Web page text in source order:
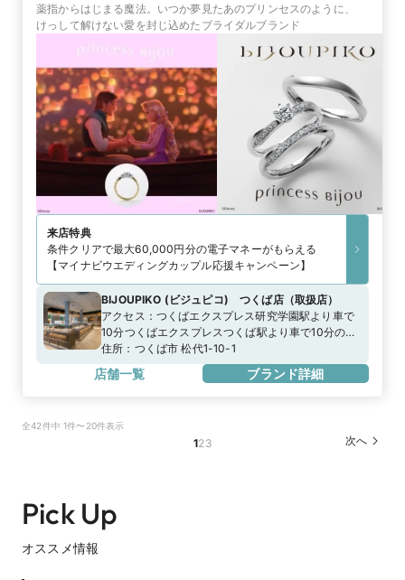
薬指からはじまる魔法。いつか夢見たあのプリンセスのように、
けっして解けない愛を封じ込めたブライダルブランド
来店特典
条件クリアで最大60,000円分の電子マネーがもらえる
【マイナビウエディングカップル応援キャンペーン】
BIJOUPIKO (ビジュピコ) つくば店（取扱店）
アクセス： つくばエクスプレス研究学園駅より車で
10分つくばエクスプレスつくば駅より車で10分の白
い建物 首都圏中央連絡自動車道つくば中央ICより車
で10分。国道408号線松代交差点南側
住所： つくば市 松代1-10-1
店舗一覧 ブランド詳細
全42件中 1件〜20件表示
123 次へ
Pick Up
オススメ情報